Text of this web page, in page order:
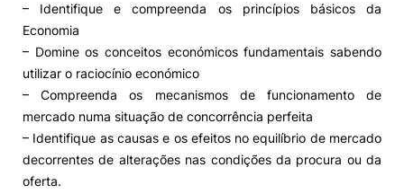
– Identifique e compreenda os princípios básicos da
Economia
– Domine os conceitos económicos fundamentais sabendo
utilizar o raciocínio económico
– Compreenda os mecanismos de funcionamento de
mercado numa situação de concorrência perfeita
– Identifique as causas e os efeitos no equilíbrio de mercado
decorrentes de alterações nas condições da procura ou da
oferta.